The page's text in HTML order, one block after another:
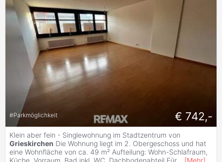
#Parkmöglichkeit € 742,-
Klein aber fein - Singlewohnung im Stadtzentrum von
Grieskirchen Die Wohnung liegt im 2. Obergeschoss und hat
eine Wohnfläche von ca. 49 m² Aufteilung: Wohn-Schlafraum,
Küche, Vorraum, Bad inkl. WC, Dachbodenabteil Für... [Mehr]